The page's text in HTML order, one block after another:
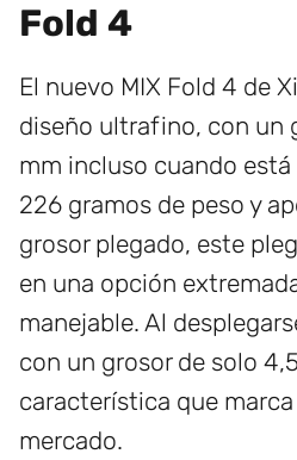
Fold 4
El nuevo MIX Fold 4 de
diseño ultrafino, con un
mm incluso cuando
226 gramos de peso y
grosor plegado, este
en una opción
manejable. Al
con un grosor de solo
característica que
mercado.